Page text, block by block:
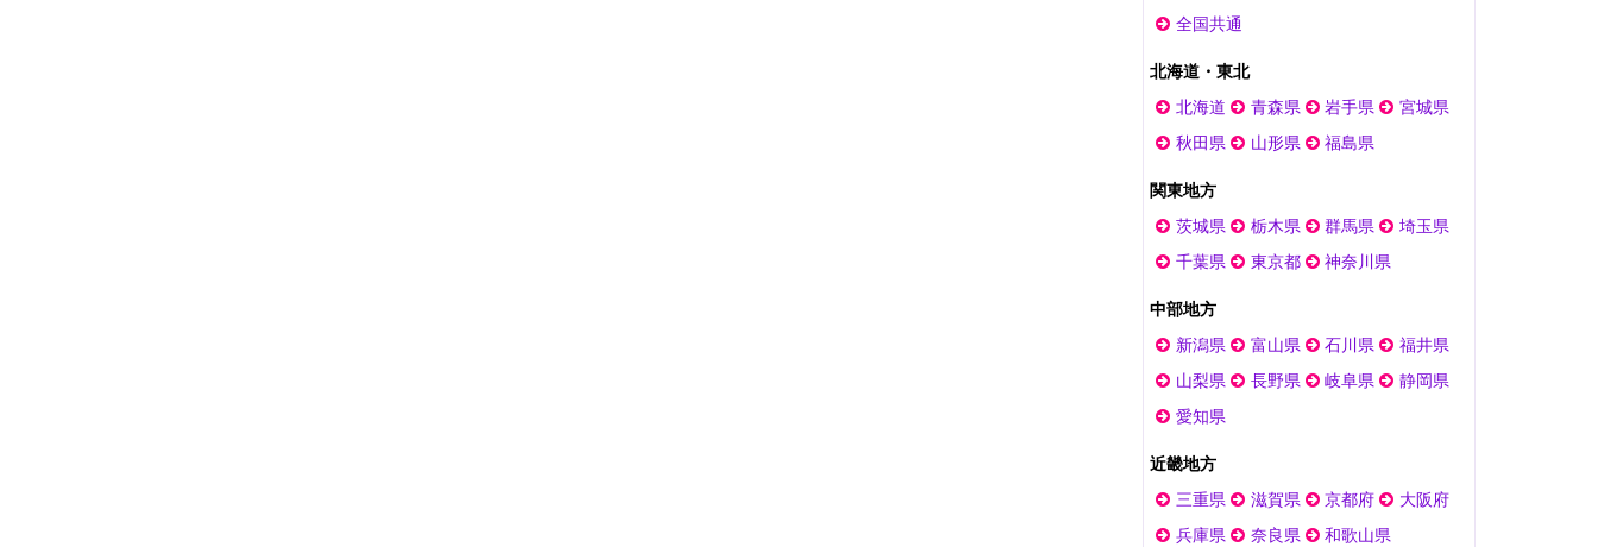
全国共通
北海道・東北
北海道
青森県 岩手県
宮城県
秋田県
山形県 福島県
関東地方
茨城県
栃木県 群馬県
埼玉県
千葉県
東京都 神奈川県
中部地方
新潟県
富山県 石川県
福井県
山梨県
長野県 岐阜県
静岡県
愛知県
近畿地方
三重県
滋賀県 京都府
大阪府
兵庫県
奈良県 和歌山県